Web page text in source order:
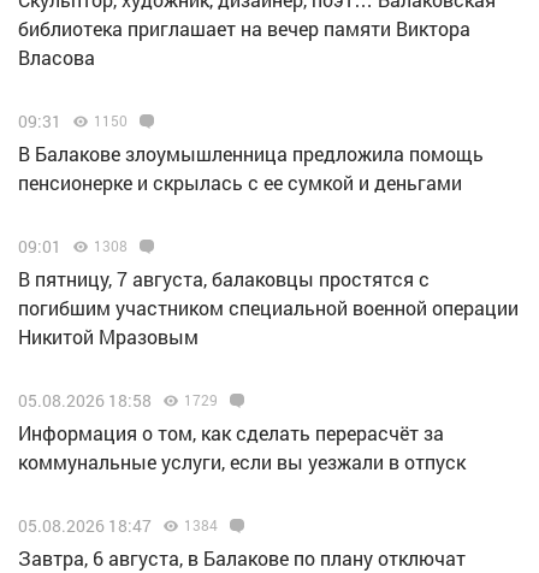
библиотека приглашает на вечер памяти Виктора
Власова
09:31 1150
В Балакове злоумышленница предложила помощь
пенсионерке и скрылась с ее сумкой и деньгами
09:01 1308
В пятницу, 7 августа, балаковцы простятся с
погибшим участником специальной военной операции
Никитой Мразовым
05.08.2026 18:58 1729
Информация о том, как сделать перерасчёт за
коммунальные услуги, если вы уезжали в отпуск
05.08.2026 18:47 1384
Завтра, 6 августа, в Балакове по плану отключат